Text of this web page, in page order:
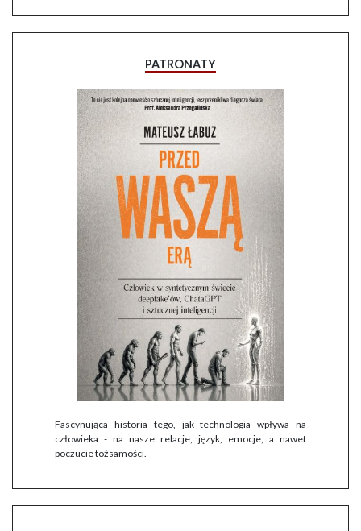
PATRONATY
Fascynująca historia tego, jak technologia wpływa na
człowieka - na nasze relacje, język, emocje, a nawet
poczucie tożsamości.